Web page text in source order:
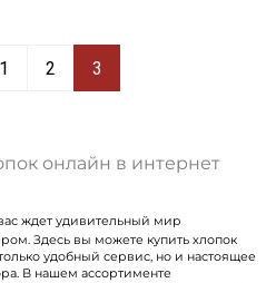
1 2 3
онлайн в интернет
ждет удивительный мир
Здесь вы можете купить хлопок
удобный сервис, но и настоящее
В нашем ассортименте